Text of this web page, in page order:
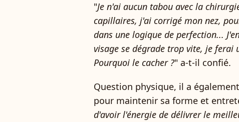
"Je n'ai aucun tabou avec la
capillaires, j'ai corrigé mon nez,
dans une logique de perfection...
visage se dégrade trop vite, je
Pourquoi le cacher ?" a-t-il confié.
Question physique, il a
pour maintenir sa forme et
d'avoir l'énergie de délivrer le